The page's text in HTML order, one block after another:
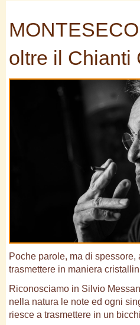
oltre il Chianti
Poche parole, ma di
trasmettere in maniera
Riconosciamo in Silvio
nella natura le note ed ogni
riesce a trasmettere in un